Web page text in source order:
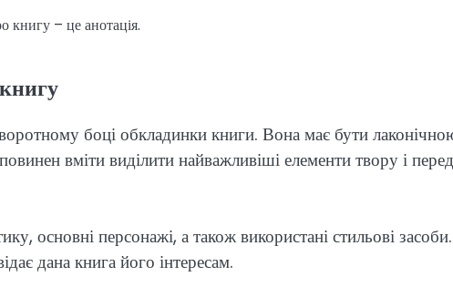
книгу – це анотація.
боці обкладинки книги. Вона має бути
вміти виділити найважливіші елементи твору і
основні персонажі, а також використані стильові
дана книга його інтересам.